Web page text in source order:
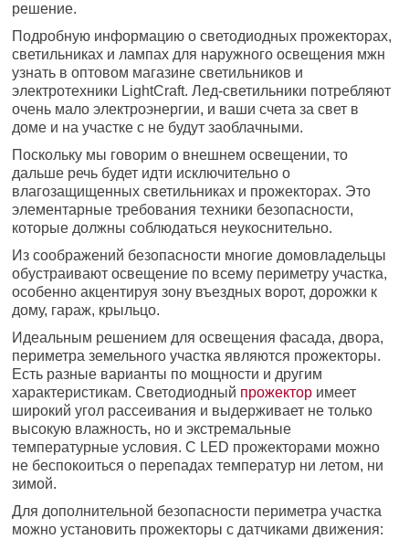
решение.
Подробную информацию о светодиодных прожекторах,
светильниках и лампах для наружного освещения мжн
узнать в оптовом магазине светильников и
электротехники LightCraft. Лед-светильники потребляют
очень мало электроэнергии, и ваши счета за свет в
доме и на участке с не будут заоблачными.
Поскольку мы говорим о внешнем освещении, то
дальше речь будет идти исключительно о
влагозащищенных светильниках и прожекторах. Это
элементарные требования техники безопасности,
которые должны соблюдаться неукоснительно.
Из соображений безопасности многие домовладельцы
обустраивают освещение по всему периметру участка,
особенно акцентируя зону въездных ворот, дорожки к
дому, гараж, крыльцо.
Идеальным решением для освещения фасада, двора,
периметра земельного участка являются прожекторы.
Есть разные варианты по мощности и другим
характеристикам. Светодиодный прожектор имеет
широкий угол рассеивания и выдерживает не только
высокую влажность, но и экстремальные
температурные условия. С LED прожекторами можно
не беспокоиться о перепадах температур ни летом, ни
зимой.
Для дополнительной безопасности периметра участка
можно установить прожекторы с датчиками движения: